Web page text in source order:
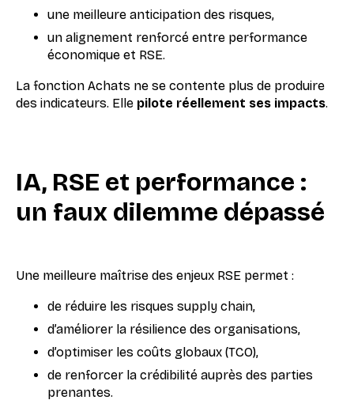
une meilleure anticipation des risques,
un alignement renforcé entre performance
économique et RSE.
La fonction Achats ne se contente plus de produire
des indicateurs. Elle pilote réellement ses impacts.
IA, RSE et performance :
un faux dilemme dépassé
Une meilleure maîtrise des enjeux RSE permet :
de réduire les risques supply chain,
d’améliorer la résilience des organisations,
d’optimiser les coûts globaux (TCO),
de renforcer la crédibilité auprès des parties
prenantes.